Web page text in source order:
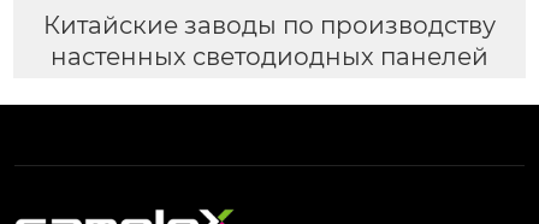
Китайские заводы по производству
настенных светодиодных панелей